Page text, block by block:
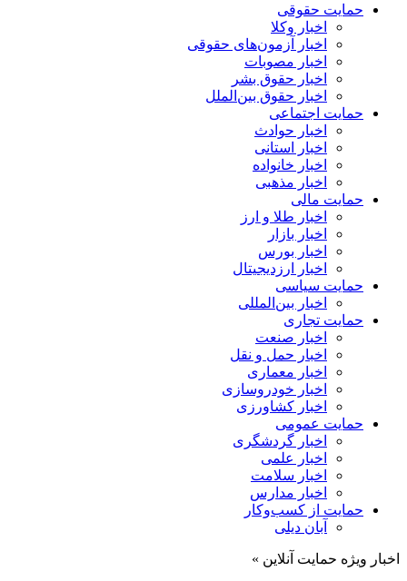
حمایت حقوقی
اخبار وکلا
اخبار آزمون‌های حقوقی
اخبار مصوبات
اخبار حقوق بشر
اخبار حقوق بین‌الملل
حمایت اجتماعی
اخبار حوادث
اخبار استانی
اخبار خانواده
اخبار مذهبی
حمایت مالی
اخبار طلا و ارز
اخبار بازار
اخبار بورس
اخبار ارزدیجیتال
حمایت سیاسی
اخبار بین‌المللی
حمایت تجاری
اخبار صنعت
اخبار حمل و نقل
اخبار معماری
اخبار خودروسازی
اخبار کشاورزی
حمایت عمومی
اخبار گردشگری
اخبار علمی
اخبار سلامت
اخبار مدارس
حمایت از کسب‌وکار
آبان دیلی
اخبار ویژه حمایت آنلاین »